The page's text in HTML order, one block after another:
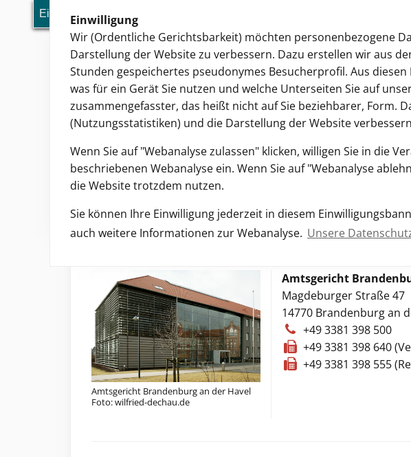
EinwilligungEinwilligung
Wir (Ordentliche Gerichtsbarkeit) möchten personenbezogene
Darstellung der Website zu verbessern. Dazu erstellen wir aus
Stunden gespeichertes pseudonymes Besucherprofil. Aus
was für ein Gerät Sie nutzen und welche Unterseiten Sie auf
zusammengefasster, das heißt nicht auf Sie beziehbarer, Form.
(Nutzungsstatistiken) und die Darstellung der Website
Wenn Sie auf "Webanalyse zulassen" klicken, willigen Sie in die
beschriebenen Webanalyse ein. Wenn Sie auf "Webanalyse
die Website trotzdem nutzen.
Sie können Ihre Einwilligung jederzeit in diesem
auch weitere Informationen zur Webanalyse. Unsere
Ordentliche Gerichtsbarkeit
Übersicht Oberlandesgericht Landgerichte
Sie sind hier: Amtsgericht Brandenburg an der Havel
Willkommen auf der
des Amtsgerichts Brandenburg
Amtsgericht Brandenburg an der Havel
Foto: wilfried-dechau.de
Amtsgericht
Magdeburger Straße 47
14770 Brandenburg an
+49 3381 398 500
+49 3381 398 640
+49 3381 398 555